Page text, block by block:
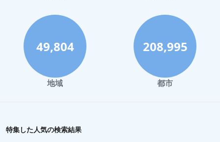
長崎市でのホテル
奄美市でのホテル
小豆島町でのホテル
千葉市でのホテル
川越市でのホテル
49,804
地域
208,995
都市
特集した人気の検索結果